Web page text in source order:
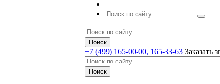
+7 (499) 165-00-00, 165-33-63 Заказать